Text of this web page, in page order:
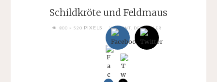
Schildkröte und Feldmaus
FULL800 × 520 PIXELS VINCENT, DER MALER